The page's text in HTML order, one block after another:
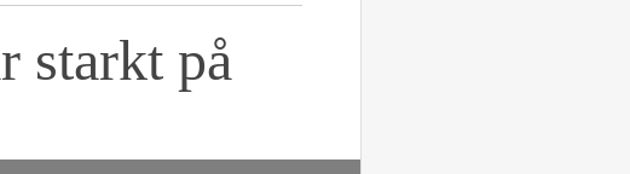
starkt på